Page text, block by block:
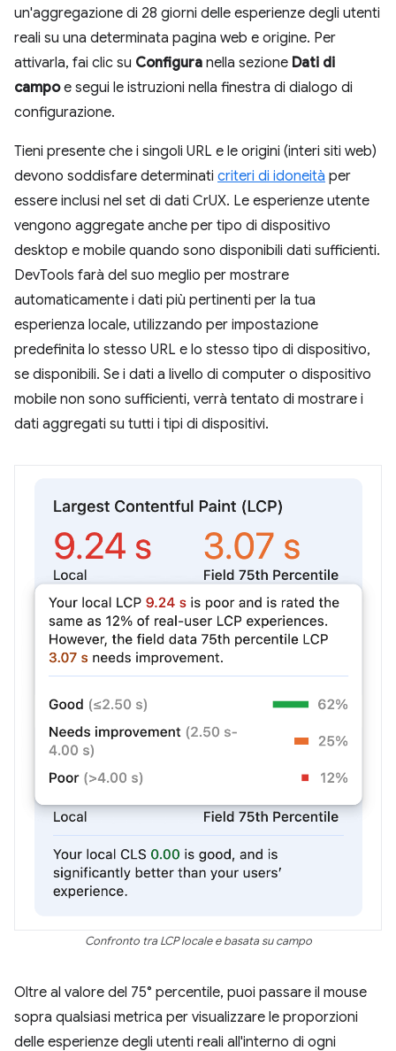
un'aggregazione di 28 giorni delle esperienze degli utenti
reali su una determinata pagina web e origine. Per
attivarla, fai clic su Configura nella sezione Dati di
campoe segui le istruzioni nella finestra di dialogo di
configurazione.
Tieni presente che i singoli URL e le origini (interi siti web)
devono soddisfare determinati criteri di idoneità per
essere inclusi nel set di dati CrUX. Le esperienze utente
vengono aggregate anche per tipo di dispositivo
desktop e mobile quando sono disponibili dati sufficienti.
DevTools farà del suo meglio per mostrare
automaticamente i dati più pertinenti per la tua
esperienza locale, utilizzando per impostazione
predefinita lo stesso URL e lo stesso tipo di dispositivo,
se disponibili. Se i dati a livello di computer o dispositivo
mobile non sono sufficienti, verrà tentato di mostrare i
dati aggregati su tutti i tipi di dispositivi.
Confronto tra LCP locale e basata su campo
Oltre al valore del 75° percentile, puoi passare il mouse
sopra qualsiasi metrica per visualizzare le proporzioni
delle esperienze degli utenti reali all'interno di ogni